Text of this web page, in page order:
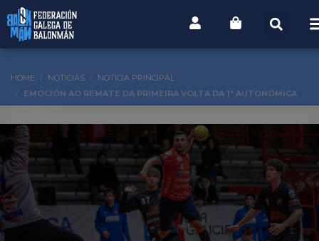
HOME NOTICIAS
NOTICIA PRINCIPAL
EMOCIÓN AO REMATE DA PRIMEIRA VOLTA DA 1ª AUTONÓMICA